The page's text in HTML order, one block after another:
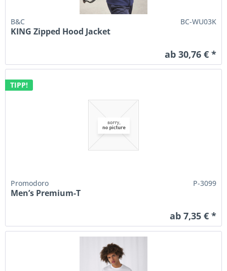
B&C BC-WU03K
KING Zipped Hood Jacket
ab 30,76 € *
TIPP!
Promodoro P-3099
Men’s Premium-T
ab 7,35 € *